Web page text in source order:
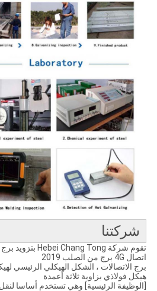
شركتنا
اتصال 4G برج من الصلب 2019
برج الاتصالات ، الشكل الهيكلي الرئيسي
هيكل فولاذي بزاوية ثلاثة أعمدة
[الوظيفة الرئيسية] وهي تستخدم أساسا